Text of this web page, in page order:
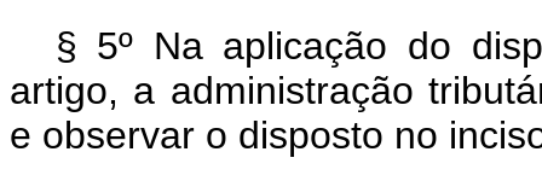
§ 5º Na aplicação do
artigo, a administração
e observar o disposto no